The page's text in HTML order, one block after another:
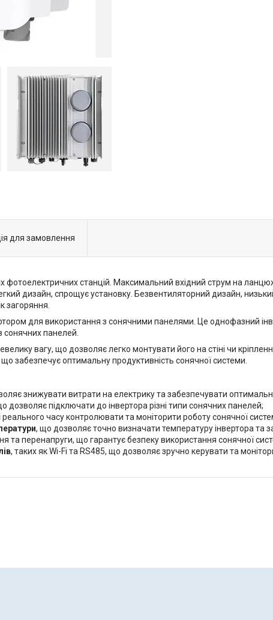
для замовлення
фотоелектричних станцій. Максимальний вхідний струм на
дизайн, спрощує установку. Безвентиляторний дизайн,
загоряння.
для використання з сонячними панелями. Це однофазний
сонячних панелей.
вагу, що дозволяє легко монтувати його на стіні чи
забезпечує оптимальну продуктивність сонячної системи.
знижувати витрати на електрику та забезпечувати
дозволяє підключати до інвертора різні типи сонячних панелей;
часу контролювати та моніторити роботу сонячної
, що дозволяє точно визначати температуру інвертора та
та перенапруги, що гарантує безпеку використання сонячної
, таких як Wi-Fi та RS485, що дозволяє зручно керувати та